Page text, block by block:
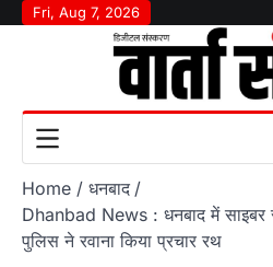
SkipFri, Aug 7, 2026
Home
धनबाद
Dhanbad News : धनबाद में साइबर
पुलिस ने रवाना किया प्रचार रथ